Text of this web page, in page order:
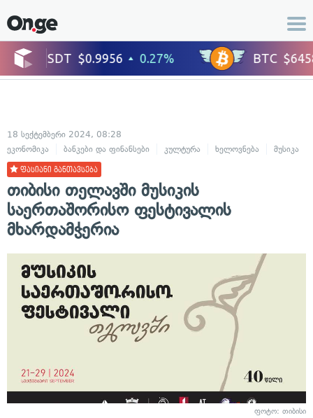
18 სექტემბერი 2024, 08:28
ეკონომიკა
ბანკები და ფინანსები კულტურა ხელოვნება მუსიკა
ფასიანი განთავსება
თიბისი თელავში მუსიკის
საერთაშორისო ფესტივალის
მხარდამჭერია
ფოტო: თიბისი